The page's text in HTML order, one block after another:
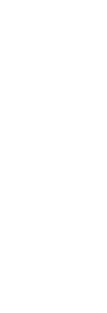
Ubytování zahrnuje